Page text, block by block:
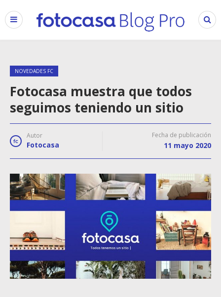
NOVEDADES FC
Fotocasa muestra que todos
seguimos teniendo un sitio
Autor
Fotocasa
Fecha de publicación
11 mayo 2020